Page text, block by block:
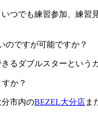
つでも練習参加、練
のですが可能ですか？
るダブルスターとい
か？​​​​​
市内のBEZEL大分店ま